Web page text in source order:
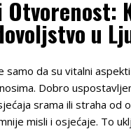
u
samo da su vitalni
Dobro
srama ili straha
misli i osjećaje. To